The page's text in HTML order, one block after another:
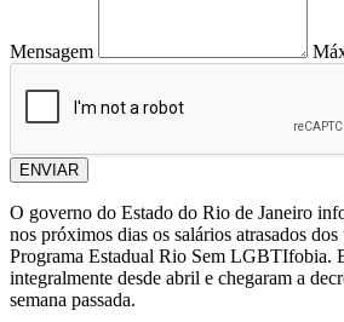
Mensagem
ENVIAR
O governo do Estado do Rio de Janeiro
nos próximos dias os salários atrasados
Programa Estadual Rio Sem LGBTIfobia.
integralmente desde abril e chegaram a
semana passada.